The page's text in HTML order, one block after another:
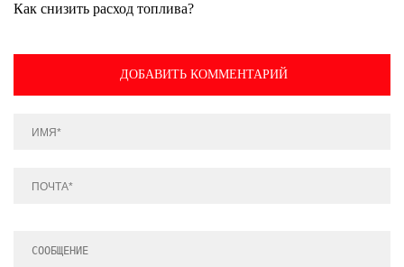
Как снизить расход топлива?
ДОБАВИТЬ КОММЕНТАРИЙ